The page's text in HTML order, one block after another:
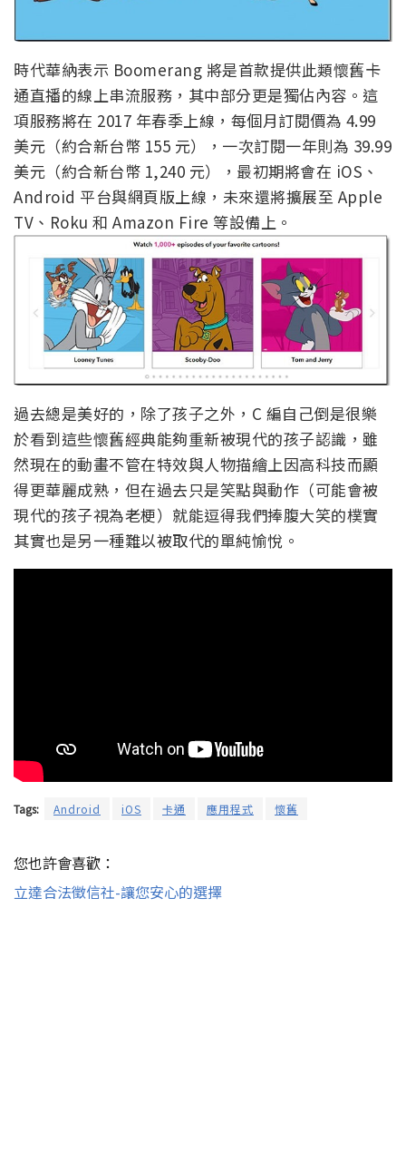
時代華納表示 Boomerang 將是首款提供此類懷舊卡
通直播的線上串流服務，其中部分更是獨佔內容。這
項服務將在 2017 年春季上線，每個月訂閱價為 4.99
美元（約合新台幣 155 元），一次訂閱一年則為 39.99
美元（約合新台幣 1,240 元），最初期將會在 iOS、
Android 平台與網頁版上線，未來還將擴展至 Apple
TV、Roku 和 Amazon Fire 等設備上。
過去總是美好的，除了孩子之外，C 編自己倒是很樂
於看到這些懷舊經典能夠重新被現代的孩子認識，雖
然現在的動畫不管在特效與人物描繪上因高科技而顯
得更華麗成熟，但在過去只是笑點與動作（可能會被
現代的孩子視為老梗）就能逗得我們捧腹大笑的樸實
其實也是另一種難以被取代的單純愉悅。
Tags: Android iOS 卡通 應用程式 懷舊
您也許會喜歡：
立達合法徵信社-讓您安心的選擇